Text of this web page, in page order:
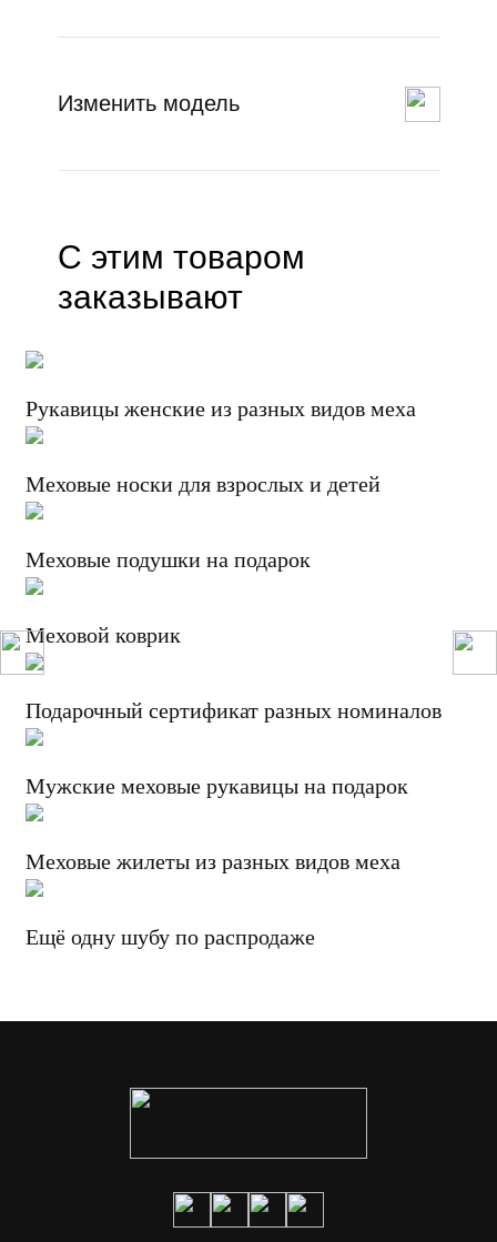
Изменить модель
С этим товаром
заказывают
Рукавицы женские из разных видов меха
Меховые носки для взрослых и детей
Меховые подушки на подарок
Меховой коврик
Подарочный сертификат разных номиналов
Мужские меховые рукавицы на подарок
Меховые жилеты из разных видов меха
Ещё одну шубу по распродаже